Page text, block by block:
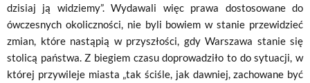
dzisiaj ją widziemy”. Wydawali więc prawa dostosowane do
ówczesnych okoliczności, nie byli bowiem w stanie przewidzieć
zmian, które nastąpią w przyszłości, gdy Warszawa stanie się
stolicą państwa. Z biegiem czasu doprowadziło to do sytuacji, w
której przywileje miasta „tak ściśle, jak dawniej, zachowane być